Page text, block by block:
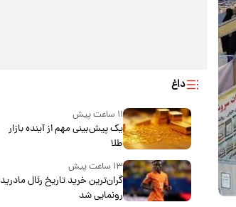
داغ
۱۱ ساعت پیش
یک پیش‌بینی مهم از آینده بازار
طلا
۱۳ ساعت پیش
گران‌ترین خرید تاریخ رئال مادرید
رونمایی شد